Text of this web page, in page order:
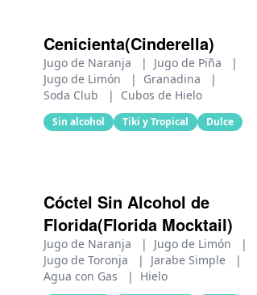
Cenicienta(Cinderella)
Jugo de Naranja | Jugo de Piña
|
Jugo de Limón
| Granadina
|
Soda Club
| Cubos de Hielo
Sin alcohol Tiki y Tropical Dulce
Cóctel Sin Alcohol de
Florida(Florida Mocktail)
Jugo de Naranja | Jugo de Limón
|
Jugo de Toronja
| Jarabe Simple
|
Agua con Gas
| Hielo